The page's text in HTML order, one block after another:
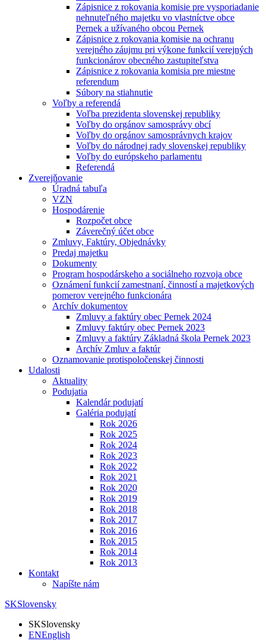
Zápisnice z rokovania komisie pre vysporiadanie
nehnuteľného majetku vo vlastníctve obce
Pernek a užívaného obcou Pernek
Zápisnice z rokovania komisie na ochranu
verejného záujmu pri výkone funkcií verejných
funkcionárov obecného zastupiteľstva
Zápisnice z rokovania komisia pre miestne
referendum
Súbory na stiahnutie
Voľby a referendá
Voľba prezidenta slovenskej republiky
Voľby do orgánov samosprávy obcí
Voľby do orgánov samosprávnych krajov
Voľby do národnej rady slovenskej republiky
Voľby do európskeho parlamentu
Referendá
Zverejňovanie
Úradná tabuľa
VZN
Hospodárenie
Rozpočet obce
Záverečný účet obce
Zmluvy, Faktúry, Objednávky
Predaj majetku
Dokumenty
Program hospodárskeho a sociálneho rozvoja obce
Oznámení funkcií zamestnaní, činností a majetkových
pomerov verejného funkcionára
Archív dokumentov
Zmluvy a faktúry obec Pernek 2024
Zmluvy faktúry obec Pernek 2023
Zmluvy a faktúry Základná škola Pernek 2023
Archív Zmluv a faktúr
Oznamovanie protispoločenskej činnosti
Udalosti
Aktuality
Podujatia
Kalendár podujatí
Galéria podujatí
Rok 2026
Rok 2025
Rok 2024
Rok 2023
Rok 2022
Rok 2021
Rok 2020
Rok 2019
Rok 2018
Rok 2017
Rok 2016
Rok 2015
Rok 2014
Rok 2013
Kontakt
Napíšte nám
SKSlovensky
SKSlovensky
ENEnglish